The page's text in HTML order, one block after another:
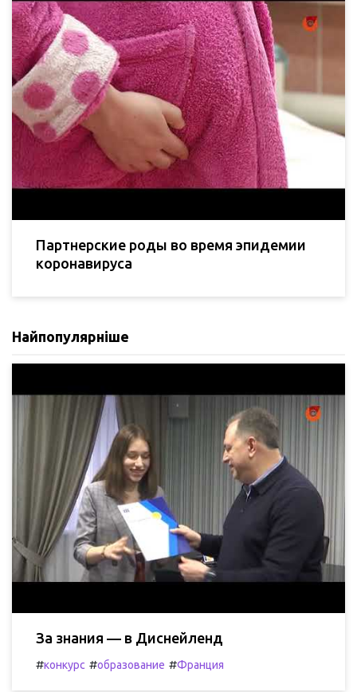
Партнерские роды во время эпидемии
коронавируса
Найпопулярніше
За знания — в Диснейленд
#конкурс #образование #Франция